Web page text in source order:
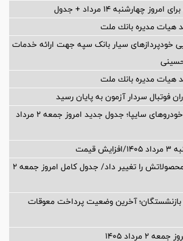
چهارشنبه ۱۴ مرداد + جدول
هیات مدیره بانك ملت
خودپردازهای سیار بانک سپه جهت ارائه خدمات
حسینی
هیات مدیره بانك ملت
فوتبال سردار آزمون به پایان رسید
تغییر شدید قیمت خودروهای سایپا؛ جدول جدید امروز جمعه ۲ مرداد
ایران خودرو قیمت‌ محصولاتش را تغییر داد/ جدول کامل امروز جمعه ۲
آخرین وضعیت پرداخت معوقات
مرداد ۱۴۰۵